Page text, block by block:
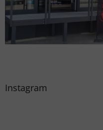
Instagram